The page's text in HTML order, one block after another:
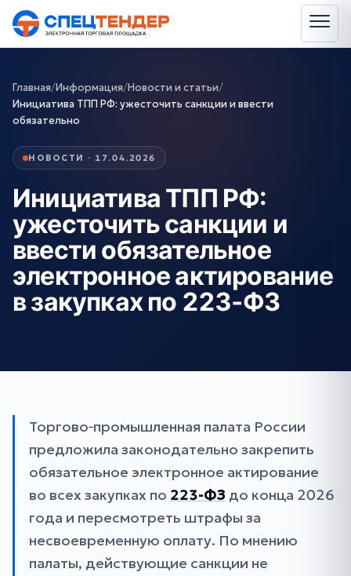
Главная/Информация/Новости и статьи/
Инициатива ТПП РФ: ужесточить санкции и ввести
обязательно
НОВОСТИ · 17.04.2026
Инициатива ТПП РФ:
ужесточить санкции и
ввести обязательное
электронное актирование
в закупках по 223‑ФЗ
Торгово‑промышленная палата России
предложила законодательно закрепить
обязательное электронное актирование
во всех закупках по 223-ФЗ до конца 2026
года и пересмотреть штрафы за
несвоевременную оплату. По мнению
палаты, действующие санкции не